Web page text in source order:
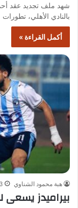
شهد ملف تجديد عقد
بالنادي الأهلي،
أكمل القراءة »
هبة محمود الشناوي 3 يونيو 2026
بيراميدز